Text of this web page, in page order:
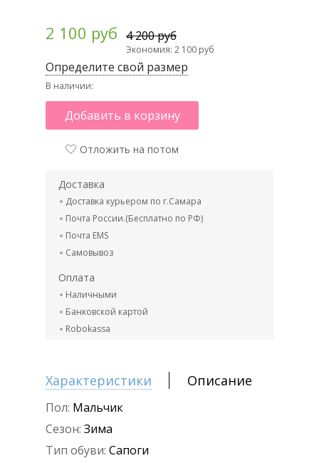
2 100 руб 4 200 руб
Экономия: 2 100 руб
Определите свой размер
В наличии:
Добавить в корзину
Отложить на потом
Доставка
Доставка курьером по г.Самара
Почта России.(Бесплатно по РФ)
Почта EMS
Самовывоз
Оплата
Наличными
Банковской картой
Robokassa
Характеристики Описание
Пол: Мальчик
Сезон: Зима
Тип обуви: Сапоги